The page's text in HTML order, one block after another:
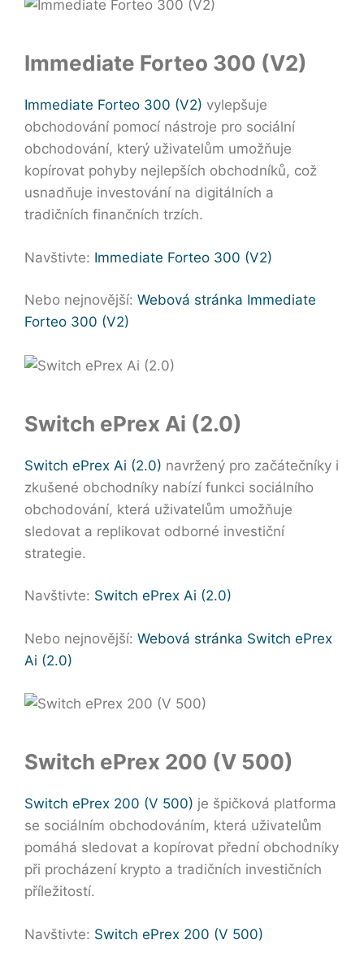
Immediate Forteo 300 (V2)
Immediate Forteo 300 (V2) vylepšuje
obchodování pomocí nástroje pro sociální
obchodování, který uživatelům umožňuje
kopírovat pohyby nejlepších obchodníků, což
usnadňuje investování na digitálních a
tradičních finančních trzích.
Navštivte: Immediate Forteo 300 (V2)
Nebo nejnovější: Webová stránka Immediate
Forteo 300 (V2)
Switch ePrex Ai (2.0)
Switch ePrex Ai (2.0) navržený pro začátečníky i
zkušené obchodníky nabízí funkci sociálního
obchodování, která uživatelům umožňuje
sledovat a replikovat odborné investiční
strategie.
Navštivte: Switch ePrex Ai (2.0)
Nebo nejnovější: Webová stránka Switch ePrex
Ai (2.0)
Switch ePrex 200 (V 500)
Switch ePrex 200 (V 500) je špičková platforma
se sociálním obchodováním, která uživatelům
pomáhá sledovat a kopírovat přední obchodníky
při procházení krypto a tradičních investičních
příležitostí.
Navštivte: Switch ePrex 200 (V 500)